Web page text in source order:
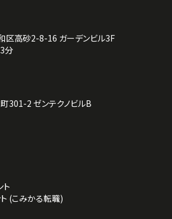
いテレビ番組
こみかる転職エージェント 』CMが放
生の
区高砂2-8-16 ガーデンビル3F
分
301-2 ゼンテクノビルB
(こみかる転職)